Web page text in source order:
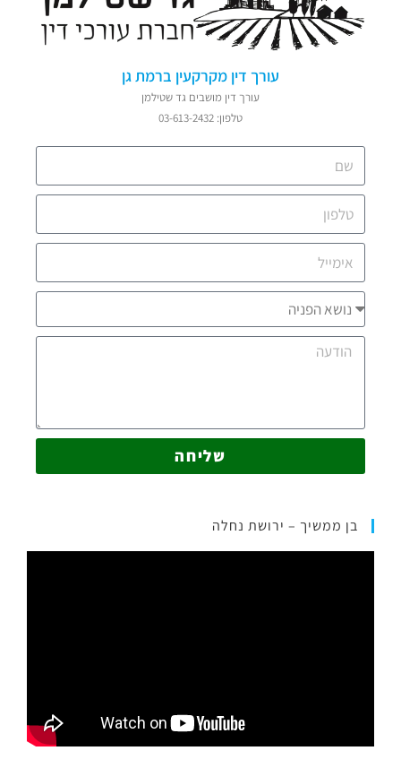
עורך דין מקרקעין ברמת גן
עורך דין מושבים גד שטילמן
טלפון: 03-613-2432
שליחה
בן ממשיך – ירושת נחלה